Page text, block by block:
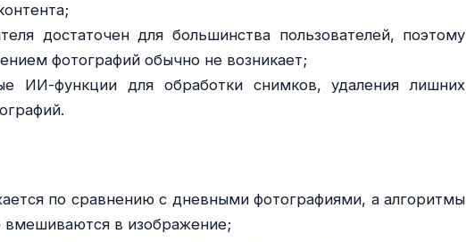
достаточен для большинства пользователей, поэтому
фотографий обычно не возникает;
ИИ-функции для обработки снимков, удаления лишних
по сравнению с дневными фотографиями, а алгоритмы
вмешиваются в изображение;